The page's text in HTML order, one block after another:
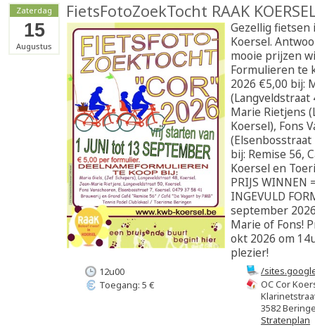
Zaterdag
15
Augustus
FietsFotoZoekTocht RAAK
Gezellig fietsen
Koersel.
mooie prijzen
Formulieren te
2026 €5,00 bij:
(Langveldstraat
Marie Rietjens
Koersel), Fons
(Elsenbosstraat
bij: Remise 56,
Koersel en
PRIJS WINNEN
INGEVULD
september
Marie of Fons!
okt 2026 om
plezier!
/
OC Cor
3582
Stratenplan
12u00
Toegang: 5 €